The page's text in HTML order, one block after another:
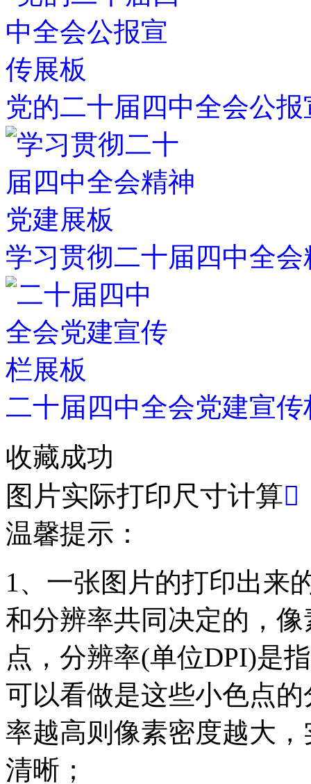
党的二十届四中全会公
学习贯彻二十届四中全
二十届四中全会党建宣传
收藏成功
图片实际打印尺寸计算
温馨提示：
1、一张图片的打印出来
和分辨率共同决定的，
点，分辨率(单位DPI)是
可以看做是这些小色点
率越高则像素密度越大
清晰；